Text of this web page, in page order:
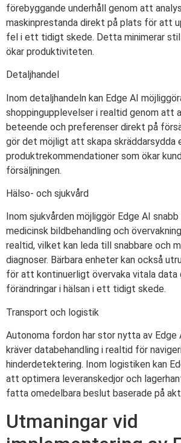
förebyggande underhåll genom att
maskinprestanda direkt på plats för att
fel i ett tidigt skede. Detta minimerar
ökar produktiviteten.
Detaljhandel
Inom detaljhandeln kan Edge AI
shoppingupplevelser i realtid genom att
beteende och preferenser direkt på
gör det möjligt att skapa skräddarsydda
produktrekommendationer som ökar
försäljningen.
Hälso- och sjukvård
Inom sjukvården möjliggör Edge AI
medicinsk bildbehandling och
realtid, vilket kan leda till snabbare och
diagnoser. Bärbara enheter kan också
för att kontinuerligt övervaka vitala data
förändringar i hälsan i ett tidigt skede.
Transport och logistik
Autonoma fordon har stor nytta av
kräver databehandling i realtid för
hinderdetektering. Inom logistiken kan
att optimera leveranskedjor och
fatta omedelbara beslut baserade på
Utmaningar vid